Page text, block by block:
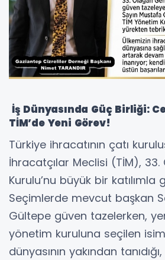
İş Dünyasında Güç Birliği:
TİM’de Yeni Görev!
Türkiye ihracatının çatı
İhracatçılar Meclisi (TİM),
Kurulu’nu büyük bir katılımla
Seçimlerde mevcut başkan
Gültepe güven tazelerken,
yönetim kuruluna seçilen
dünyasının yakından